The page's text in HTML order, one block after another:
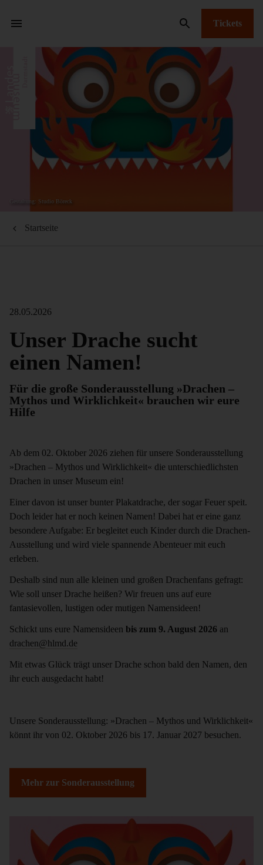
Tickets
Gestaltung: Studio Böreck
Startseite
28.05.2026
Unser Drache sucht
einen Namen!
Für die große Sonderausstellung »Drachen –
Mythos und Wirklichkeit« brauchen wir eure
Hilfe
Ab dem 02. Oktober 2026 ziehen für unsere Sonderausstellung
»Drachen – Mythos und Wirklichkeit« die unterschiedlichsten
Drachen in unser Museum ein!
Einer davon ist unser bunter Plakatdrache, der sogar Feuer speit.
Doch leider hat er noch keinen Namen! Dabei hat er eine ganz
besondere Aufgabe: Er begleitet euch Kinder durch die Drachen-
Ausstellung und wird viele spannende Abenteuer mit euch
erleben.
Deshalb sind nun alle kleinen und großen Drachenfans gefragt:
Wie soll unser Drache heißen? Wir freuen uns auf eure
fantasievollen, lustigen oder mutigen Namensideen!
Schickt uns eure Namensideen bis zum 9. August 2026 an
drachen@hlmd.de
Mit etwas Glück trägt unser Drache schon bald den Namen, den
ihr euch ausgedacht habt!
Unsere Sonderausstellung: »Drachen – Mythos und Wirklichkeit«
könnt ihr von 02. Oktober 2026 bis 17. Januar 2027 besuchen.
Mehr zur Sonderausstellung